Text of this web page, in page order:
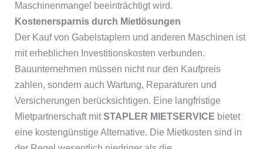
Maschinenmangel beeinträchtigt wird.
Kostenersparnis durch Mietlösungen
Der Kauf von Gabelstaplern und anderen Maschinen ist
mit erheblichen Investitionskosten verbunden.
Bauunternehmen müssen nicht nur den Kaufpreis
zahlen, sondern auch Wartung, Reparaturen und
Versicherungen berücksichtigen. Eine langfristige
Mietpartnerschaft mitSTAPLER MIETSERVICE bietet
eine kostengünstige Alternative. Die Mietkosten sind in